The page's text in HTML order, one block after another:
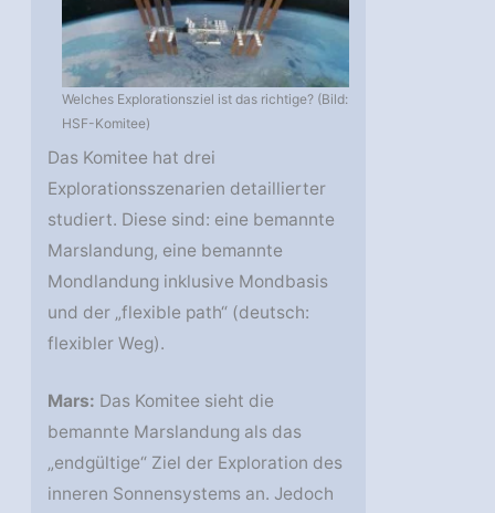
Welches Explorationsziel ist das richtige? (Bild:
HSF-Komitee)
Das Komitee hat drei
Explorationsszenarien detaillierter
studiert. Diese sind: eine bemannte
Marslandung, eine bemannte
Mondlandung inklusive Mondbasis
und der „flexible path“ (deutsch:
flexibler Weg).
Mars: Das Komitee sieht die
bemannte Marslandung als das
„endgültige“ Ziel der Exploration des
inneren Sonnensystems an. Jedoch